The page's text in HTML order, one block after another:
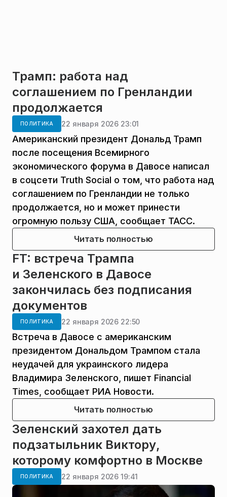
Трамп: работа над
соглашением по Гренландии
продолжается
ПОЛИТИКА 22 января 2026 23:01
Американский президент Дональд Трамп
после посещения Всемирного
экономического форума в Давосе написал
в соцсети Truth Social о том, что работа над
соглашением по Гренландии не только
продолжается, но и может принести
огромную пользу США, сообщает ТАСС.
Читать полностью
FT: встреча Трампа
и Зеленского в Давосе
закончилась без подписания
документов
ПОЛИТИКА 22 января 2026 22:50
Встреча в Давосе с американским
президентом Дональдом Трампом стала
неудачей для украинского лидера
Владимира Зеленского, пишет Financial
Times, сообщает РИА Новости.
Читать полностью
Зеленский захотел дать
подзатыльник Виктору,
которому комфортно в Москве
ПОЛИТИКА 22 января 2026 19:41